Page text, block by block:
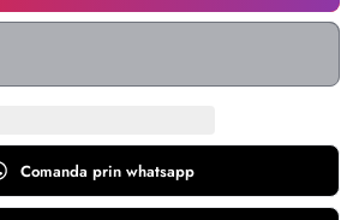
Comanda prin whatsapp